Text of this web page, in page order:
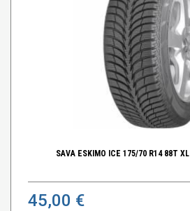
SAVA ESKIMO ICE 175/70 R14 88T XL
45,00 €